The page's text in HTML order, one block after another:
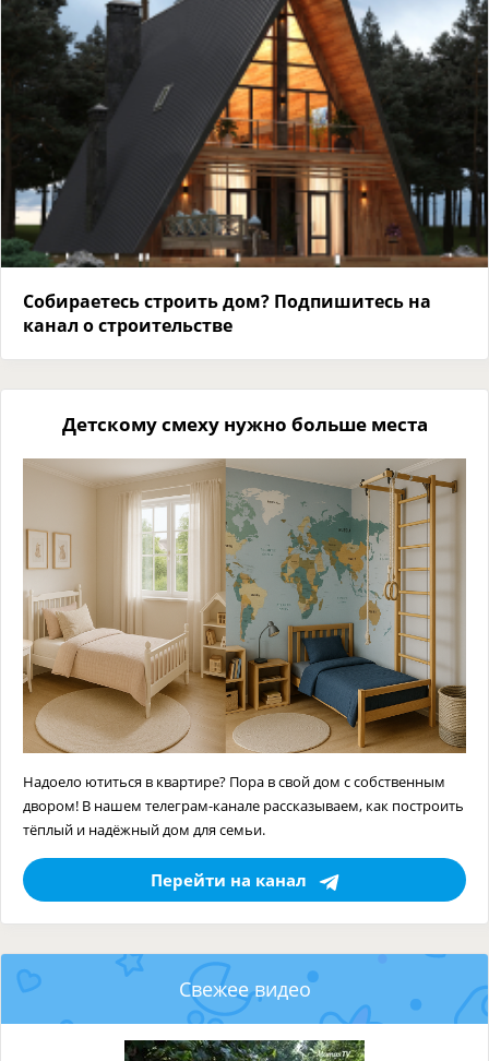
Собираетесь строить дом? Подпишитесь на
канал о строительстве
Детскому смеху нужно больше места
Надоело ютиться в квартире? Пора в свой дом с собственным
двором! В нашем телеграм-канале рассказываем, как построить
тёплый и надёжный дом для семьи.
Перейти на канал
Свежее видео